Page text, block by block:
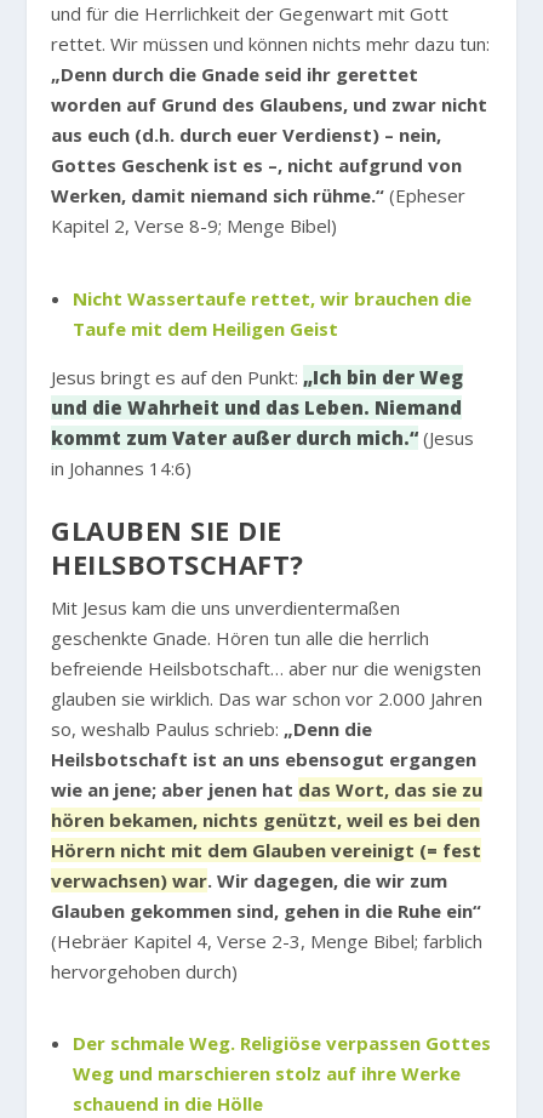
und für die Herrlichkeit der Gegenwart mit Gott
rettet. Wir müssen und können nichts mehr dazu tun:
„Denn durch die Gnade seid ihr gerettet
worden auf Grund des Glaubens, und zwar nicht
aus euch (d.h. durch euer Verdienst) – nein,
Gottes Geschenk ist es –, nicht aufgrund von
Werken, damit niemand sich rühme.“ (Epheser
Kapitel 2, Verse 8-9; Menge Bibel)
Nicht Wassertaufe rettet, wir brauchen die
Taufe mit dem Heiligen Geist
Jesus bringt es auf den Punkt: „Ich bin der Weg
und die Wahrheit und das Leben. Niemand
kommt zum Vater außer durch mich.“ (Jesus
in Johannes 14:6)
GLAUBEN SIE DIE
HEILSBOTSCHAFT?
Mit Jesus kam die uns unverdientermaßen
geschenkte Gnade. Hören tun alle die herrlich
befreiende Heilsbotschaft… aber nur die wenigsten
glauben sie wirklich. Das war schon vor 2.000 Jahren
so, weshalb Paulus schrieb: „Denn die
Heilsbotschaft ist an uns ebensogut ergangen
wie an jene; aber jenen hat das Wort, das sie zu
hören bekamen, nichts genützt, weil es bei den
Hörern nicht mit dem Glauben vereinigt (= fest
verwachsen) war. Wir dagegen, die wir zum
Glauben gekommen sind, gehen in die Ruhe ein“
(Hebräer Kapitel 4, Verse 2-3, Menge Bibel; farblich
hervorgehoben durch)
Der schmale Weg. Religiöse verpassen Gottes
Weg und marschieren stolz auf ihre Werke
schauend in die Hölle